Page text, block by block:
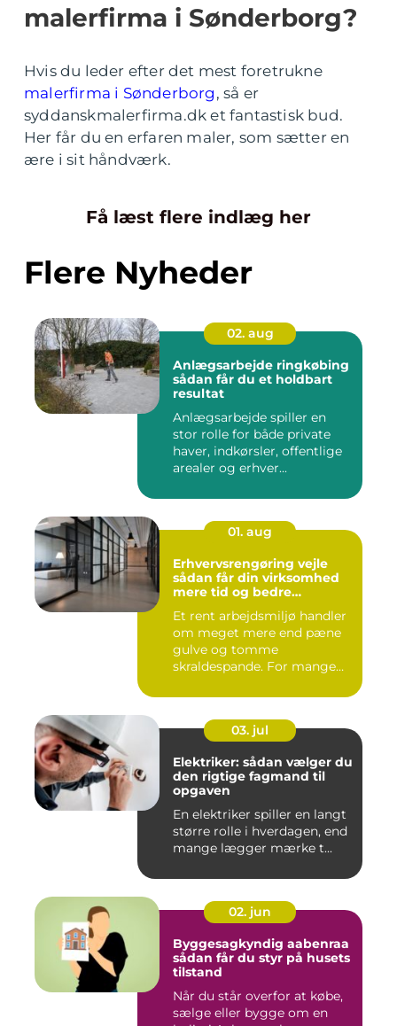
malerfirma i Sønderborg?
Hvis du leder efter det mest foretrukne
malerfirma i Sønderborg , så er
syddanskmalerfirma.dk et fantastisk bud.
Her får du en erfaren maler, som sætter en
ære i sit håndværk.
Få læst flere indlæg her
Flere Nyheder
02. aug
Anlægsarbejde ringkøbing
sådan får du et holdbart
resultat
Anlægsarbejde spiller en
stor rolle for både private
haver, indkørsler, offentlige
arealer og erhver...
01. aug
Erhvervsrengøring vejle
sådan får din virksomhed
mere tid og bedre
Et rent arbejdsmiljø handler
om meget mere end pæne
gulve og tomme
skraldespande. For mange
03. jul
Elektriker: sådan vælger du
den rigtige fagmand til
opgaven
En elektriker spiller en langt
større rolle i hverdagen, end
mange lægger mærke t...
02. jun
Byggesagkyndig aabenraa
sådan får du styr på husets
tilstand
Når du står overfor at købe,
sælge eller bygge om en